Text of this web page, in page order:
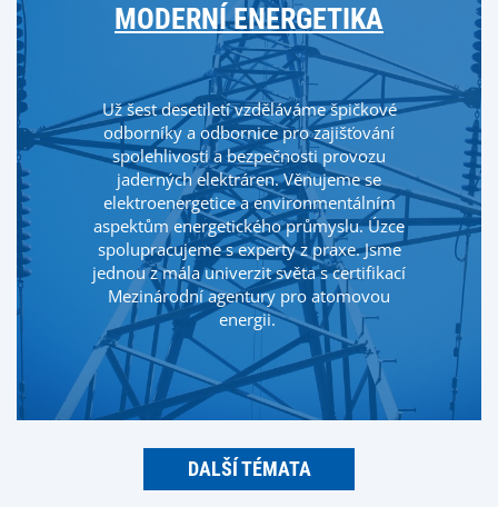
MODERNÍ ENERGETIKA
Už šest desetiletí vzděláváme špičkové
odborníky a odbornice pro zajišťování
spolehlivosti a bezpečnosti provozu
jaderných elektráren. Věnujeme se
elektroenergetice a environmentálním
aspektům energetického průmyslu. Úzce
spolupracujeme s experty z praxe. Jsme
jednou z mála univerzit světa s certifikací
Mezinárodní agentury pro atomovou
energii.
DALŠÍ TÉMATA